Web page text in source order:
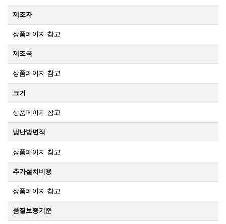
제조자
상품페이지 참고
제조국
상품페이지 참고
크기
상품페이지 참고
냉난방면적
상품페이지 참고
추가설치비용
상품페이지 참고
품질보증기준